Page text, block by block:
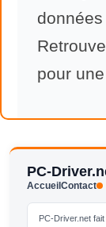
pour
PC-
Accueil Contact
PC-Driver.net